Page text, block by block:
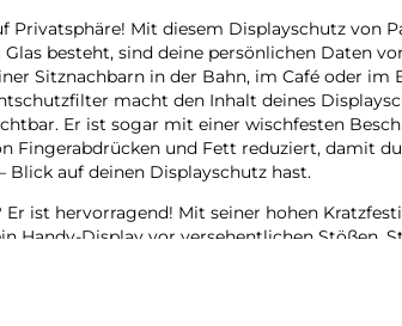
Mit diesem Displayschutz von
besteht, sind deine persönlichen Daten
Sitznachbarn in der Bahn, im Café oder im
macht den Inhalt deines
Er ist sogar mit einer wischfesten
Fingerabdrücken und Fett reduziert, damit
Blick auf deinen Displayschutz hast.
Er ist hervorragend! Mit seiner hohen
Handy-Display vor versehentlichen Stößen,
Oder um es etwas nachhaltiger